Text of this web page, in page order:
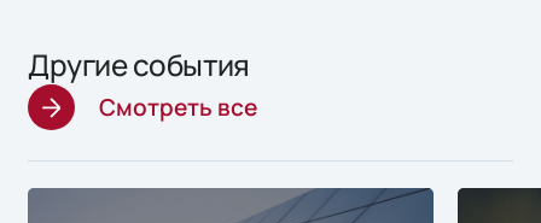
Другие события
Смотреть все